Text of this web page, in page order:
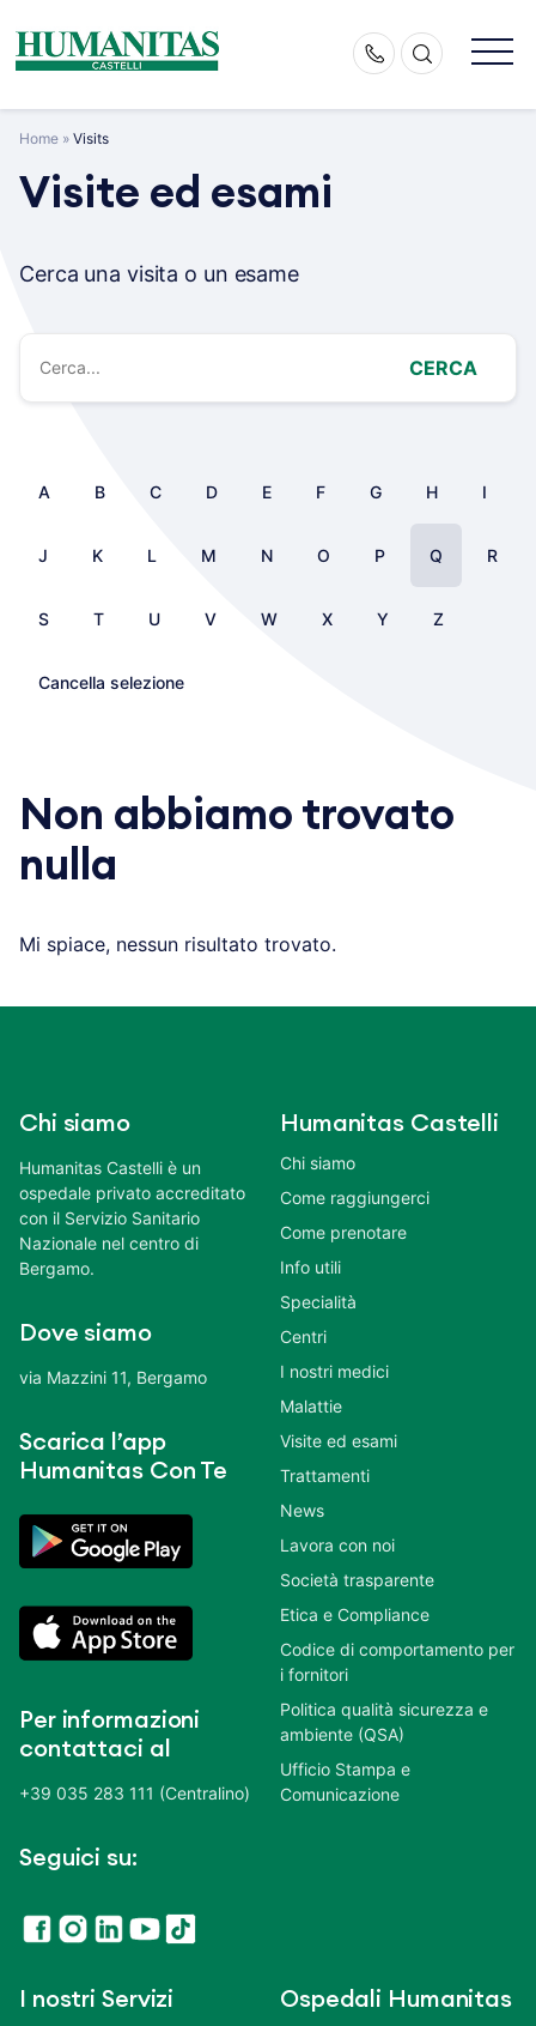
content
Home » Visits
Visite ed esami
Cerca una visita o un esame
CERCA
A B C D E F G H I
J K L M N O P Q R
S T U V W X Y Z
Cancella selezione
Non abbiamo trovato
nulla
Mi spiace, nessun risultato trovato.
Chi siamo
Humanitas Castelli è un
ospedale privato accreditato
con il Servizio Sanitario
Nazionale nel centro di
Bergamo.
Dove siamo
via Mazzini 11, Bergamo
Scarica l’app
Humanitas Con Te
Per informazioni
contattaci al
+39 035 283 111 (Centralino)
Seguici su:
Humanitas Castelli
Chi siamo
Come raggiungerci
Come prenotare
Info utili
Specialità
Centri
I nostri medici
Malattie
Visite ed esami
Trattamenti
News
Lavora con noi
Società trasparente
Etica e Compliance
Codice di comportamento per
i fornitori
Politica qualità sicurezza e
ambiente (QSA)
Ufficio Stampa e
Comunicazione
I nostri Servizi Ospedali Humanitas